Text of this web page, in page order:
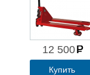
12 500
Купить